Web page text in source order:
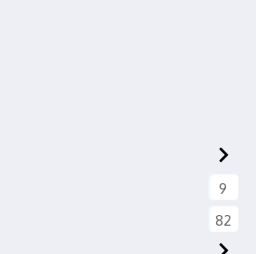
9
82